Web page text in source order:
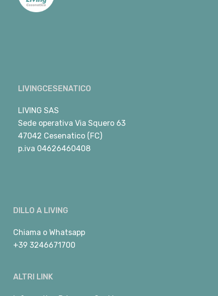
LIVINGCESENATICO
LIVING SAS
Sede operativa Via Squero 63
47042 Cesenatico (FC)
p.iva 04626460408
DILLO A LIVING
Chiama o Whatsapp
+39 3246671700
ALTRI LINK